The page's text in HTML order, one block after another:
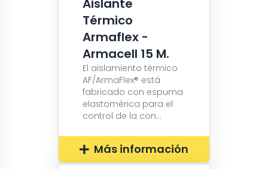
Aislante
Térmico
Armaflex -
Armacell 15 M.
El aislamiento térmico
AF/ArmaFlex® está
fabricado con espuma
elastomérica para el
control de la con...
Más información